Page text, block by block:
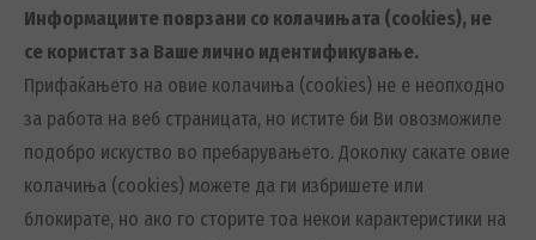
Информациите поврзани со колачињата (cookies), не
се користат за Ваше лично идентификување.
Прифаќањето на овие колачиња (cookies) не е неопходно
за работа на веб страницата, но истите би Ви овозможиле
подобро искуство во пребарувањето. Доколку сакате овие
колачиња (cookies) можете да ги избришете или
блокирате, но ако го сторите тоа некои карактеристики на